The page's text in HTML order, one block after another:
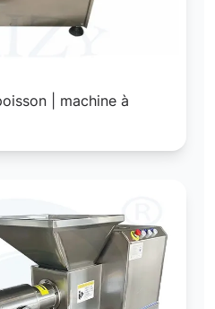
| machine à